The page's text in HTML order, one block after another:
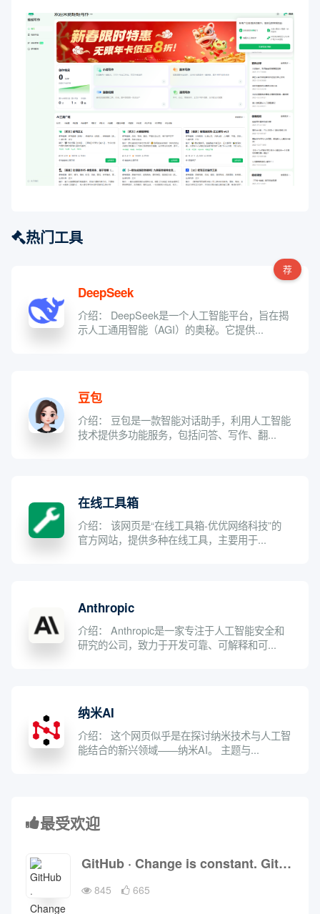
热门工具
荐
DeepSeek
介绍： DeepSeek是一个人工智能平台，旨在揭
示人工通用智能（AGI）的奥秘。它提供...
豆包
介绍： 豆包是一款智能对话助手，利用人工智能
技术提供多功能服务，包括问答、写作、翻...
在线工具箱
介绍： 该网页是“在线工具箱-优优网络科技”的
官方网站，提供多种在线工具，主要用于...
Anthropic
介绍： Anthropic是一家专注于人工智能安全和
研究的公司，致力于开发可靠、可解释和可...
纳米AI
介绍： 这个网页似乎是在探讨纳米技术与人工智
能结合的新兴领域——纳米AI。 主题与...
最受欢迎
GitHub · Change is constant. GitHub keeps you ahead. · GitHub
845 665